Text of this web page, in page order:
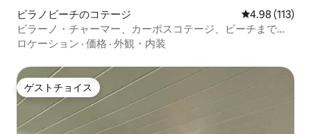
ビラノビーチのコテージ レビュー113
4.98 (113)
ビラーノ・チャーマー、カーポスコテージ、ビーチまで半
ブロック
ロケーション · 価格 · 外観・内装
ゲストチョイス
ゲストチョイス